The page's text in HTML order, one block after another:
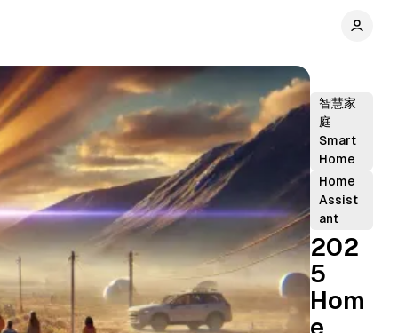
智慧家
庭
Smart
Home
Home
Assist
ant
202
5
Hom
e